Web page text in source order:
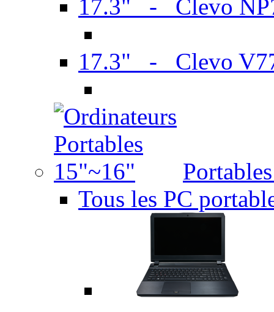
17.3" - Clevo
17.3" - Clevo
Tous les PC